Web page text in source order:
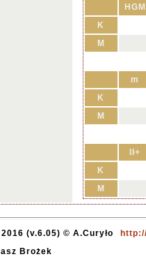
HGM
K
M
m
K
M
II+
K
M
(v.6.05) © A.Curyło
Brożek